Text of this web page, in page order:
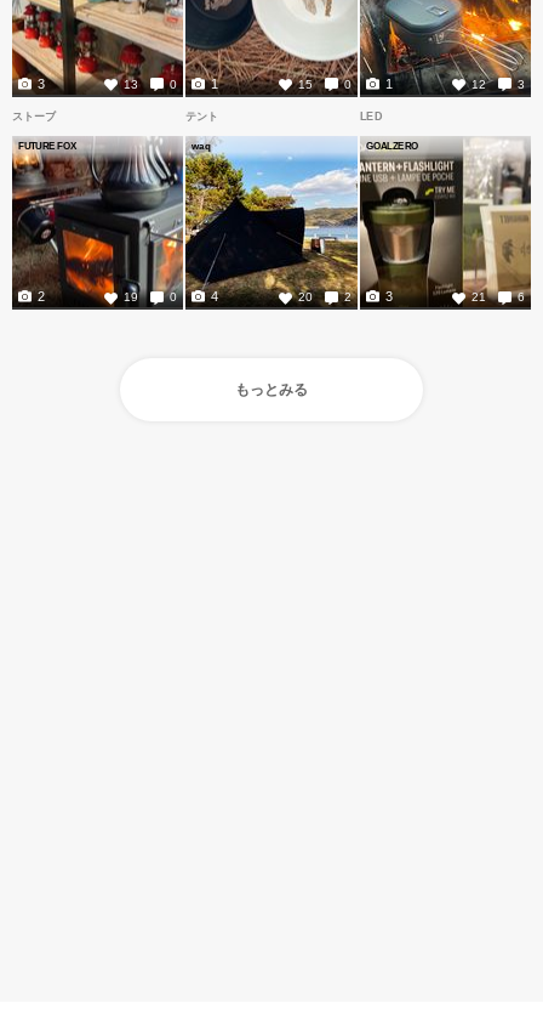
13 0
3 15 0
1 12 3
1
ストーブ
FUTURE FOX
19 0
2
テント
waq
20 2
4
LED
GOALZERO
21 6
3
もっとみる